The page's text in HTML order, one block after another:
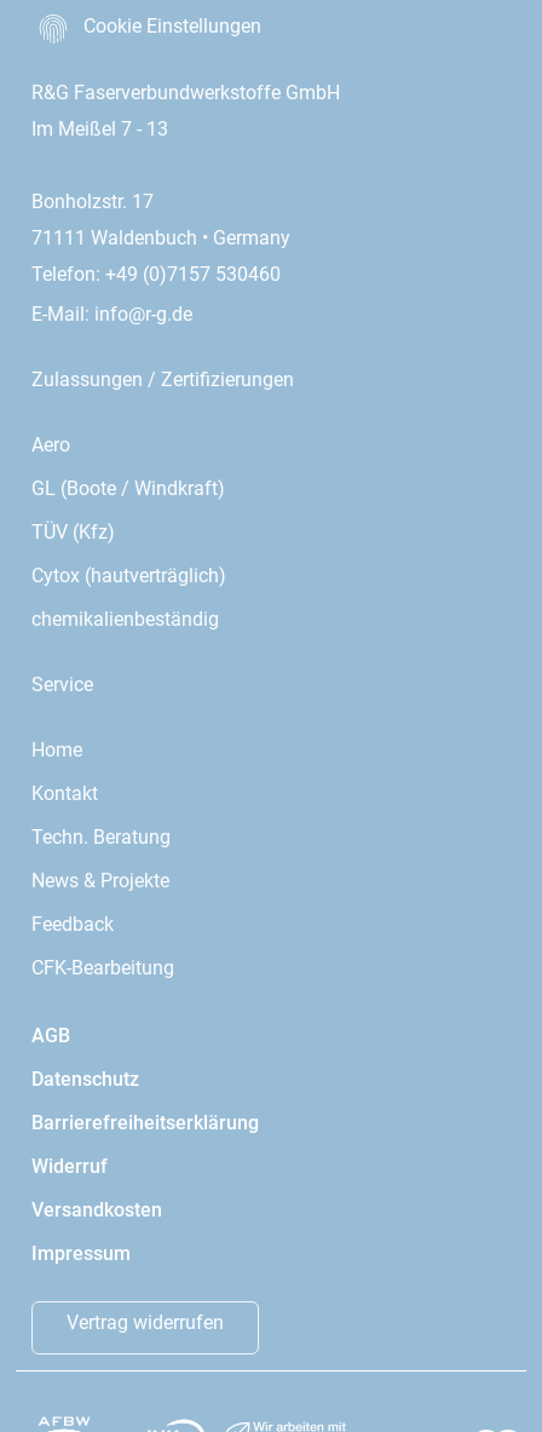
Cookie Einstellungen
R&G Faserverbundwerkstoffe GmbH
Im Meißel 7 - 13
Bonholzstr. 17
71111 Waldenbuch • Germany
Telefon: +49 (0)7157 530460
E-Mail: info@r-g.de
Zulassungen / Zertifizierungen
Aero
GL (Boote / Windkraft)
TÜV (Kfz)
Cytox (hautverträglich)
chemikalienbeständig
Service
Home
Kontakt
Techn. Beratung
News & Projekte
Feedback
CFK-Bearbeitung
AGB
Datenschutz
Barrierefreiheitserklärung
Widerruf
Versandkosten
Impressum
Vertrag widerrufen